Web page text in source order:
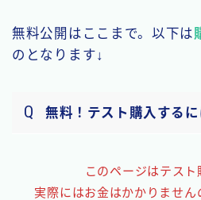
無料公開はここまで。以下は
のとなります↓
Q 無料！テスト購入するに
このページはテスト
実際にはお金はかかりません